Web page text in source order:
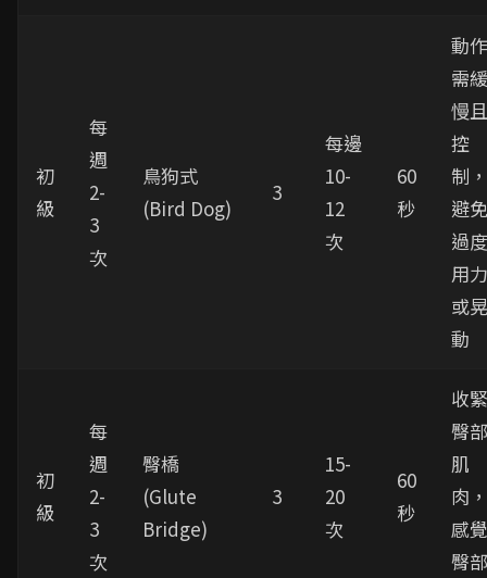
初
級
每
週
2-
3
次
鳥狗式
(Bird Dog)
3
每邊
10-
12
次
60
秒
動作
需緩
慢且
控
制，
避免
過度
用力
或晃
動
初
級
每
週
2-
3
次
臀橋
(Glute
Bridge)
3
15-
20
次
60
秒
收緊
臀部
肌
肉，
感覺
臀部